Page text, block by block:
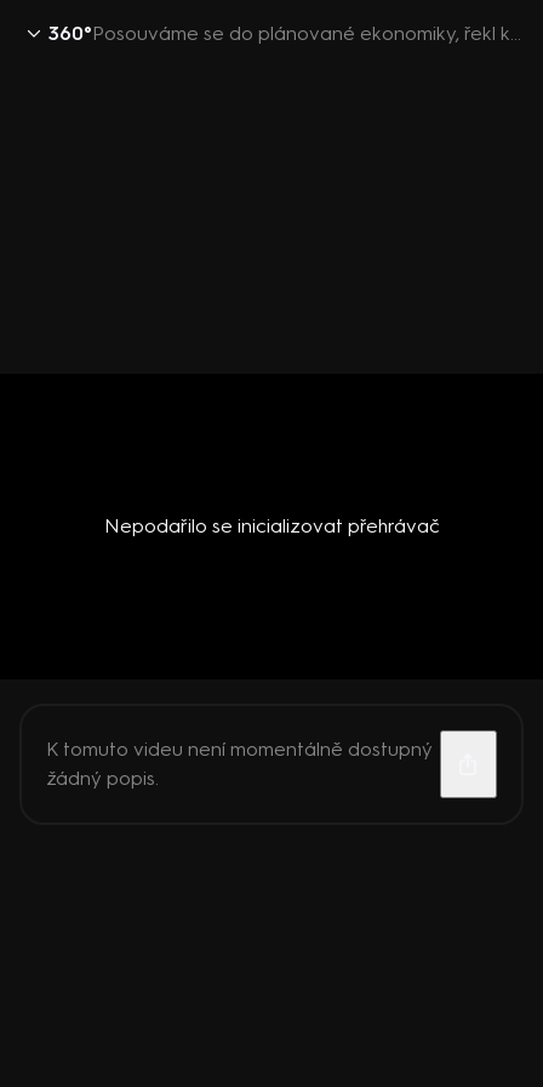
360° Posouváme se do plánované ekonomiky, řekl komentátor o Green Dealu
Nepodařilo se inicializovat přehrávač
K tomuto videu není momentálně dostupný
žádný popis.